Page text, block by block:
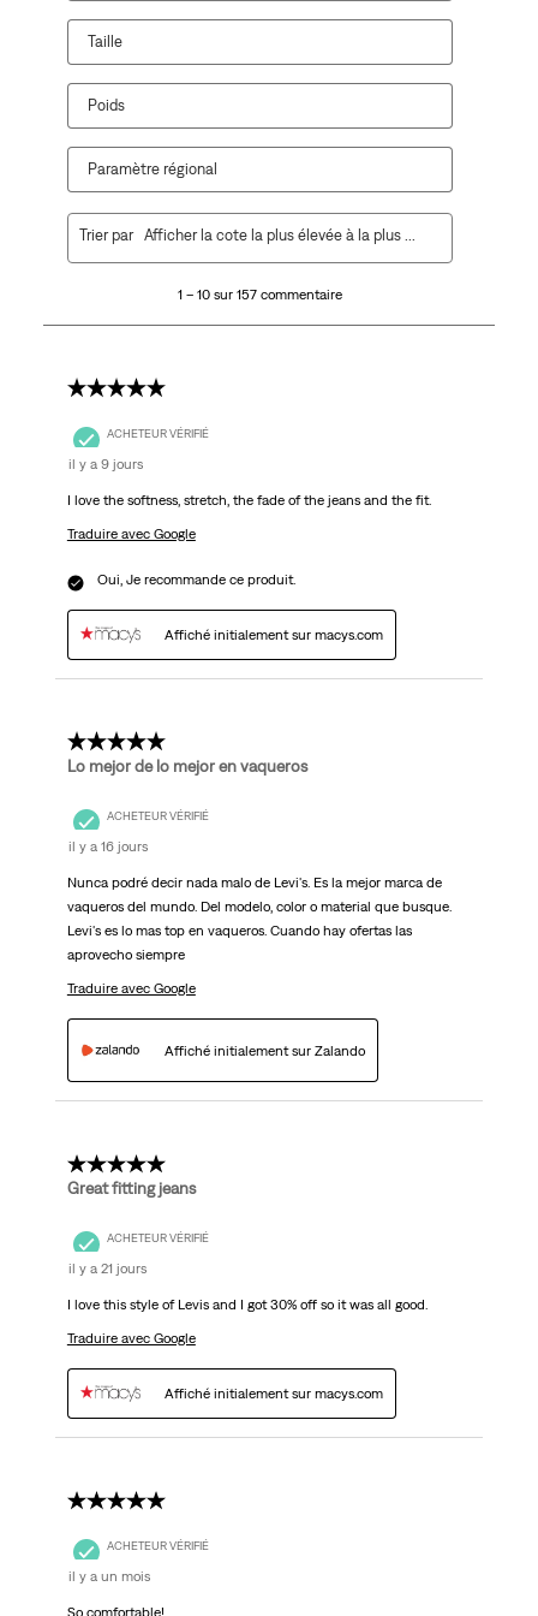
Taille
Poids
Paramètre régional
157
1 – 10 sur 157 commentaire
Trier par Afficher la cote la plus élevée à la plus faible
5 étoile(s) sur 5.
ACHETEUR VÉRIFIÉ
il y a 9 jours
I love the softness, stretch, the fade of the jeans and the fit.
Traduire avec Google
Oui, Je recommande ce produit.
Affiché initialement sur macys.com
5 étoile(s) sur 5.
Lo mejor de lo mejor en vaqueros
ACHETEUR VÉRIFIÉ
il y a 16 jours
Nunca podré decir nada malo de Levi's. Es la mejor marca de
vaqueros del mundo. Del modelo, color o material que busque.
Levi's es lo mas top en vaqueros. Cuando hay ofertas las
aprovecho siempre
Traduire avec Google
Affiché initialement sur Zalando
5 étoile(s) sur 5.
Great fitting jeans
ACHETEUR VÉRIFIÉ
il y a 21 jours
I love this style of Levis and I got 30% off so it was all good.
Traduire avec Google
Affiché initialement sur macys.com
5 étoile(s) sur 5.
ACHETEUR VÉRIFIÉ
il y a un mois